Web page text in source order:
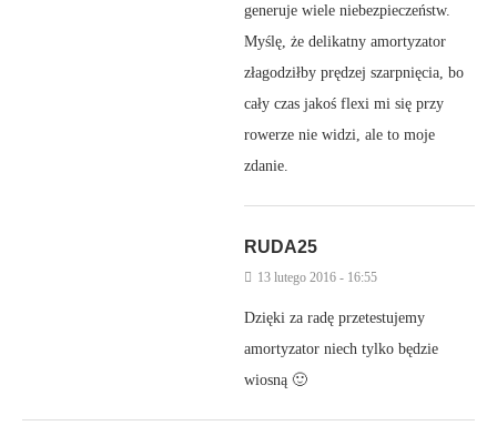
generuje wiele niebezpieczeństw.
Myślę, że delikatny amortyzator
złagodziłby prędzej szarpnięcia, bo
cały czas jakoś flexi mi się przy
rowerze nie widzi, ale to moje
zdanie.
RUDA25
13 lutego 2016 - 16:55
Dzięki za radę przetestujemy
amortyzator niech tylko będzie
wiosną 🙂